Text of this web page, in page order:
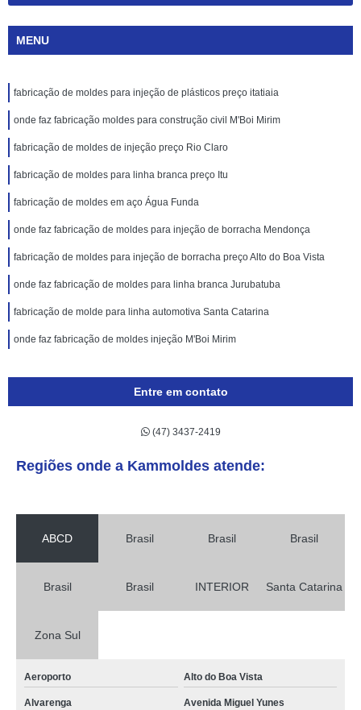
MENU
fabricação de moldes para injeção de plásticos preço itatiaia
onde faz fabricação moldes para construção civil M'Boi Mirim
fabricação de moldes de injeção preço Rio Claro
fabricação de moldes para linha branca preço Itu
fabricação de moldes em aço Água Funda
onde faz fabricação de moldes para injeção de borracha Mendonça
fabricação de moldes para injeção de borracha preço Alto do Boa Vista
onde faz fabricação de moldes para linha branca Jurubatuba
fabricação de molde para linha automotiva Santa Catarina
onde faz fabricação de moldes injeção M'Boi Mirim
Entre em contato
(47) 3437-2419
Regiões onde a Kammoldes atende:
ABCD Brasil Brasil Brasil
Brasil Brasil INTERIOR Santa Catarina
Zona Sul
Aeroporto Alto do Boa Vista
Alvarenga Avenida Miguel Yunes